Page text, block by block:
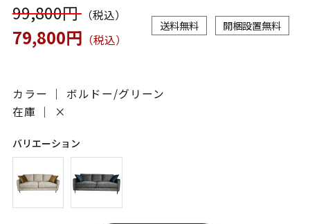
99,800円（税込）
79,800円 （税込）
送料無料 開梱設置無料
カラー ｜ ボルドー/グリーン
在庫 ｜
×
バリエーション